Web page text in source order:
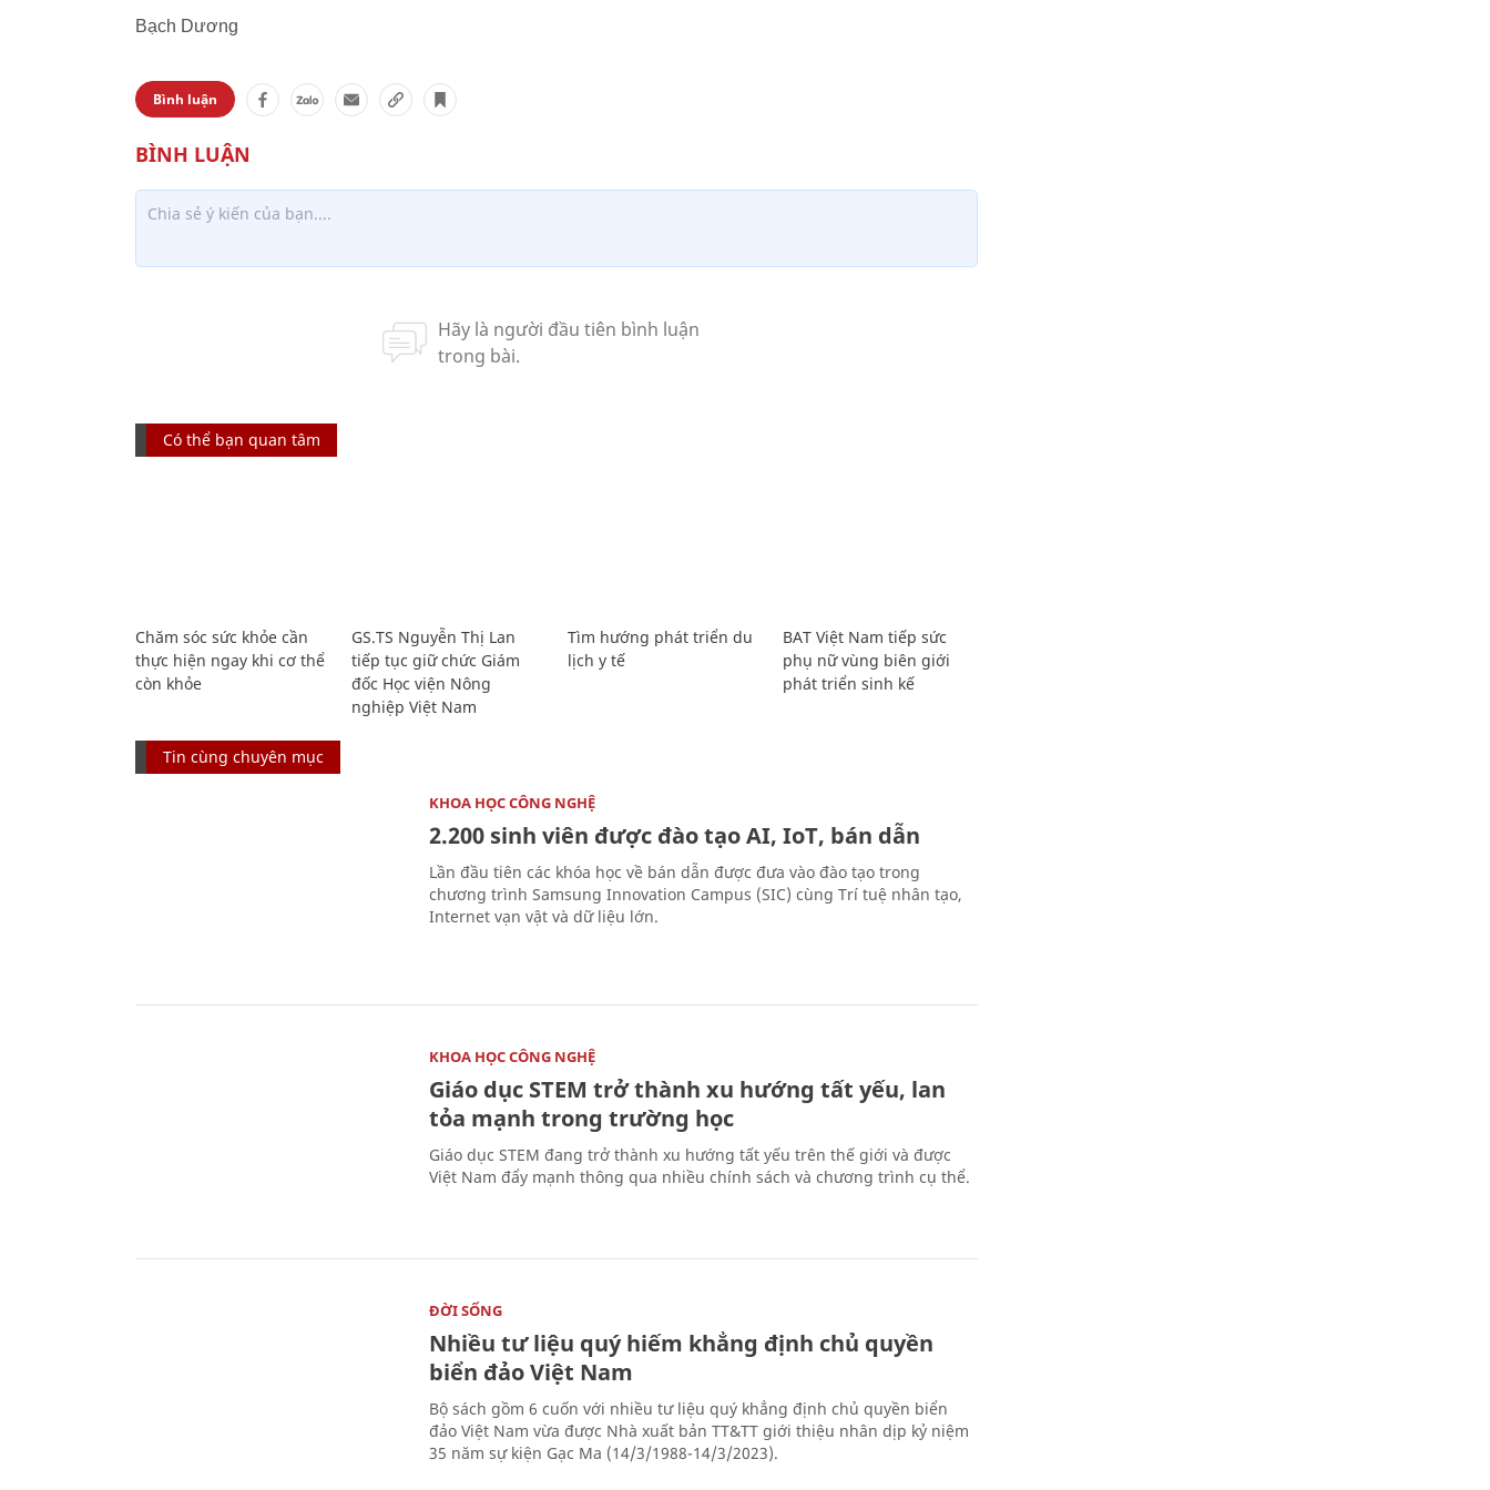
Bạch Dương
Bình luận
Có thể bạn quan tâm
Chăm sóc sức khỏe cần
thực hiện ngay khi cơ thể
còn khỏe
GS.TS Nguyễn Thị Lan
tiếp tục giữ chức Giám
đốc Học viện Nông
nghiệp Việt Nam
Tìm hướng phát triển du
lịch y tế
BAT Việt Nam tiếp sức
phụ nữ vùng biên giới
phát triển sinh kế
Tin cùng chuyên mục
KHOA HỌC CÔNG NGHỆ
2.200 sinh viên được đào tạo AI, IoT, bán dẫn
Lần đầu tiên các khóa học về bán dẫn được đưa vào đào tạo trong
chương trình Samsung Innovation Campus (SIC) cùng Trí tuệ nhân tạo,
Internet vạn vật và dữ liệu lớn.
KHOA HỌC CÔNG NGHỆ
Giáo dục STEM trở thành xu hướng tất yếu, lan
tỏa mạnh trong trường học
Giáo dục STEM đang trở thành xu hướng tất yếu trên thế giới và được
Việt Nam đẩy mạnh thông qua nhiều chính sách và chương trình cụ thể.
ĐỜI SỐNG
Nhiều tư liệu quý hiếm khẳng định chủ quyền
biển đảo Việt Nam
Bộ sách gồm 6 cuốn với nhiều tư liệu quý khẳng định chủ quyền biển
đảo Việt Nam vừa được Nhà xuất bản TT&TT giới thiệu nhân dịp kỷ niệm
35 năm sự kiện Gạc Ma (14/3/1988-14/3/2023).